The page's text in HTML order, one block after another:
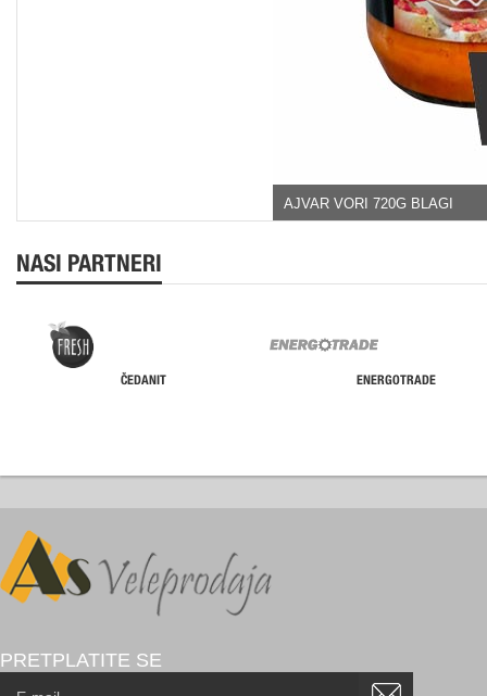
AJVAR VORI 720G BLAGI
NASI PARTNERI
ENERGOTRADE JAFFA
PRETPLATITE SE